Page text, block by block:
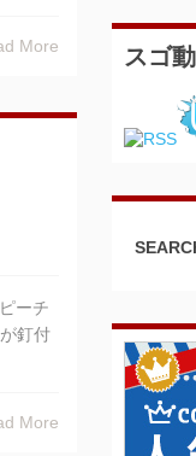
More
ーチ
釘付
More
スゴ